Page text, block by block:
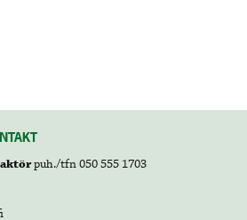
puh./tfn 050 555 1703